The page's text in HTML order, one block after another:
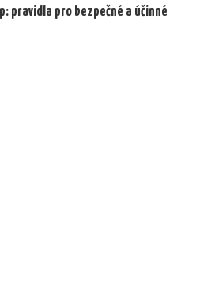
pravidla pro bezpečné a účinné